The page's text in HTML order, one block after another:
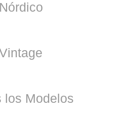
Nórdico
los Modelos